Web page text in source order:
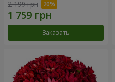
2 199 грн
Заказать